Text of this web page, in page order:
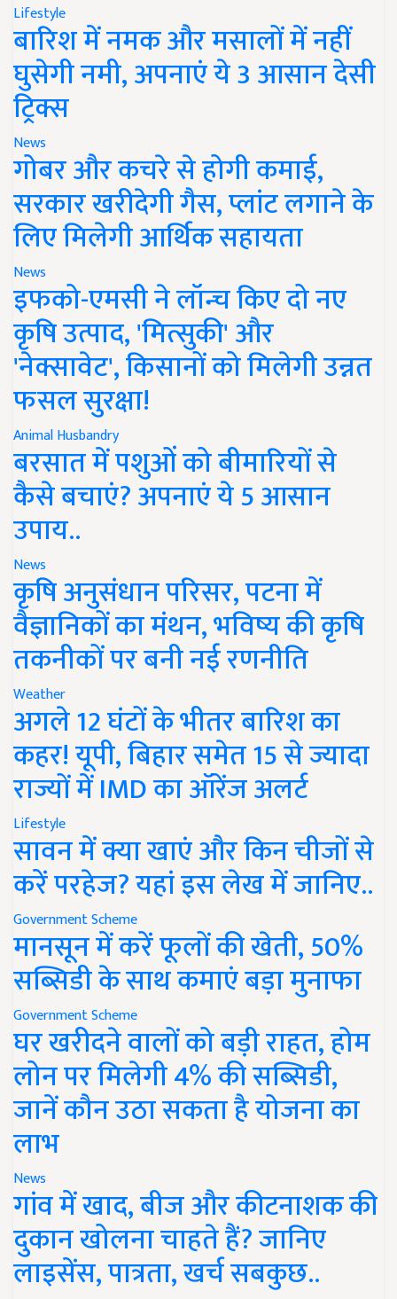
Lifestyle
बारिश में नमक और मसालों में नहीं
घुसेगी नमी, अपनाएं ये 3 आसान देसी
ट्रिक्स
News
गोबर और कचरे से होगी कमाई,
सरकार खरीदेगी गैस, प्लांट लगाने के
लिए मिलेगी आर्थिक सहायता
News
इफको-एमसी ने लॉन्च किए दो नए
कृषि उत्पाद, 'मित्सुकी' और
'नेक्सावेट', किसानों को मिलेगी उन्नत
फसल सुरक्षा!
Animal Husbandry
बरसात में पशुओं को बीमारियों से
कैसे बचाएं? अपनाएं ये 5 आसान
उपाय..
News
कृषि अनुसंधान परिसर, पटना में
वैज्ञानिकों का मंथन, भविष्य की कृषि
तकनीकों पर बनी नई रणनीति
Weather
अगले 12 घंटों के भीतर बारिश का
कहर! यूपी, बिहार समेत 15 से ज्यादा
राज्यों में IMD का ऑरेंज अलर्ट
Lifestyle
सावन में क्या खाएं और किन चीजों से
करें परहेज? यहां इस लेख में जानिए..
Government Scheme
मानसून में करें फूलों की खेती, 50%
सब्सिडी के साथ कमाएं बड़ा मुनाफा
Government Scheme
घर खरीदने वालों को बड़ी राहत, होम
लोन पर मिलेगी 4% की सब्सिडी,
जानें कौन उठा सकता है योजना का
लाभ
News
गांव में खाद, बीज और कीटनाशक की
दुकान खोलना चाहते हैं? जानिए
लाइसेंस, पात्रता, खर्च सबकुछ..